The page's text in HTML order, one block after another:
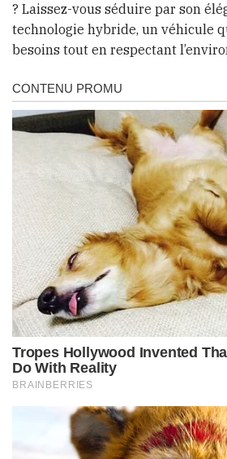
? Laissez-vous séduire par son
technologie hybride, un véhicule
besoins tout en respectant